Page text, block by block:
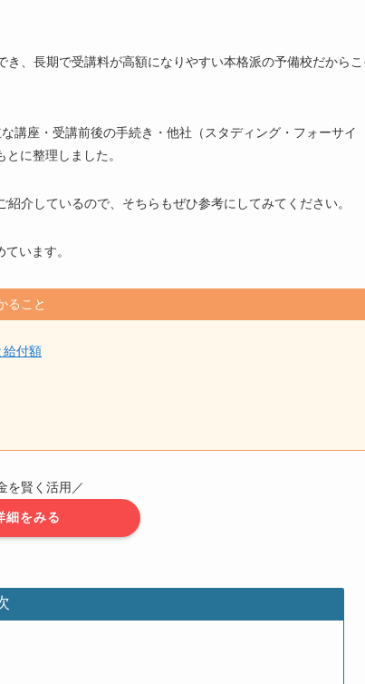
、長期で受講料が高額になりやすい本格派の予備校だからこ
講座・受講前後の手続き・他社（スタディング・フォーサイ
に整理しました。
紹介しているので、そちらもぜひ参考にしてみてください。
ています。
ること
給付額
を賢く活用／
細をみる